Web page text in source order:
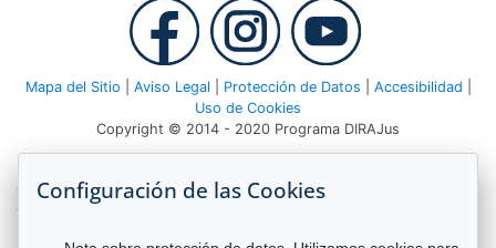
Mapa del Sitio Aviso Legal Protección de Datos Accesibilidad
Uso de Cookies
Copyright © 2014 - 2020 Programa DIRAJus
GmbH Agencia GIZ Costa Rica Apartado 8-4190 1000 San José,
Costa Rica Teléfono:
Configuración de las Cookies